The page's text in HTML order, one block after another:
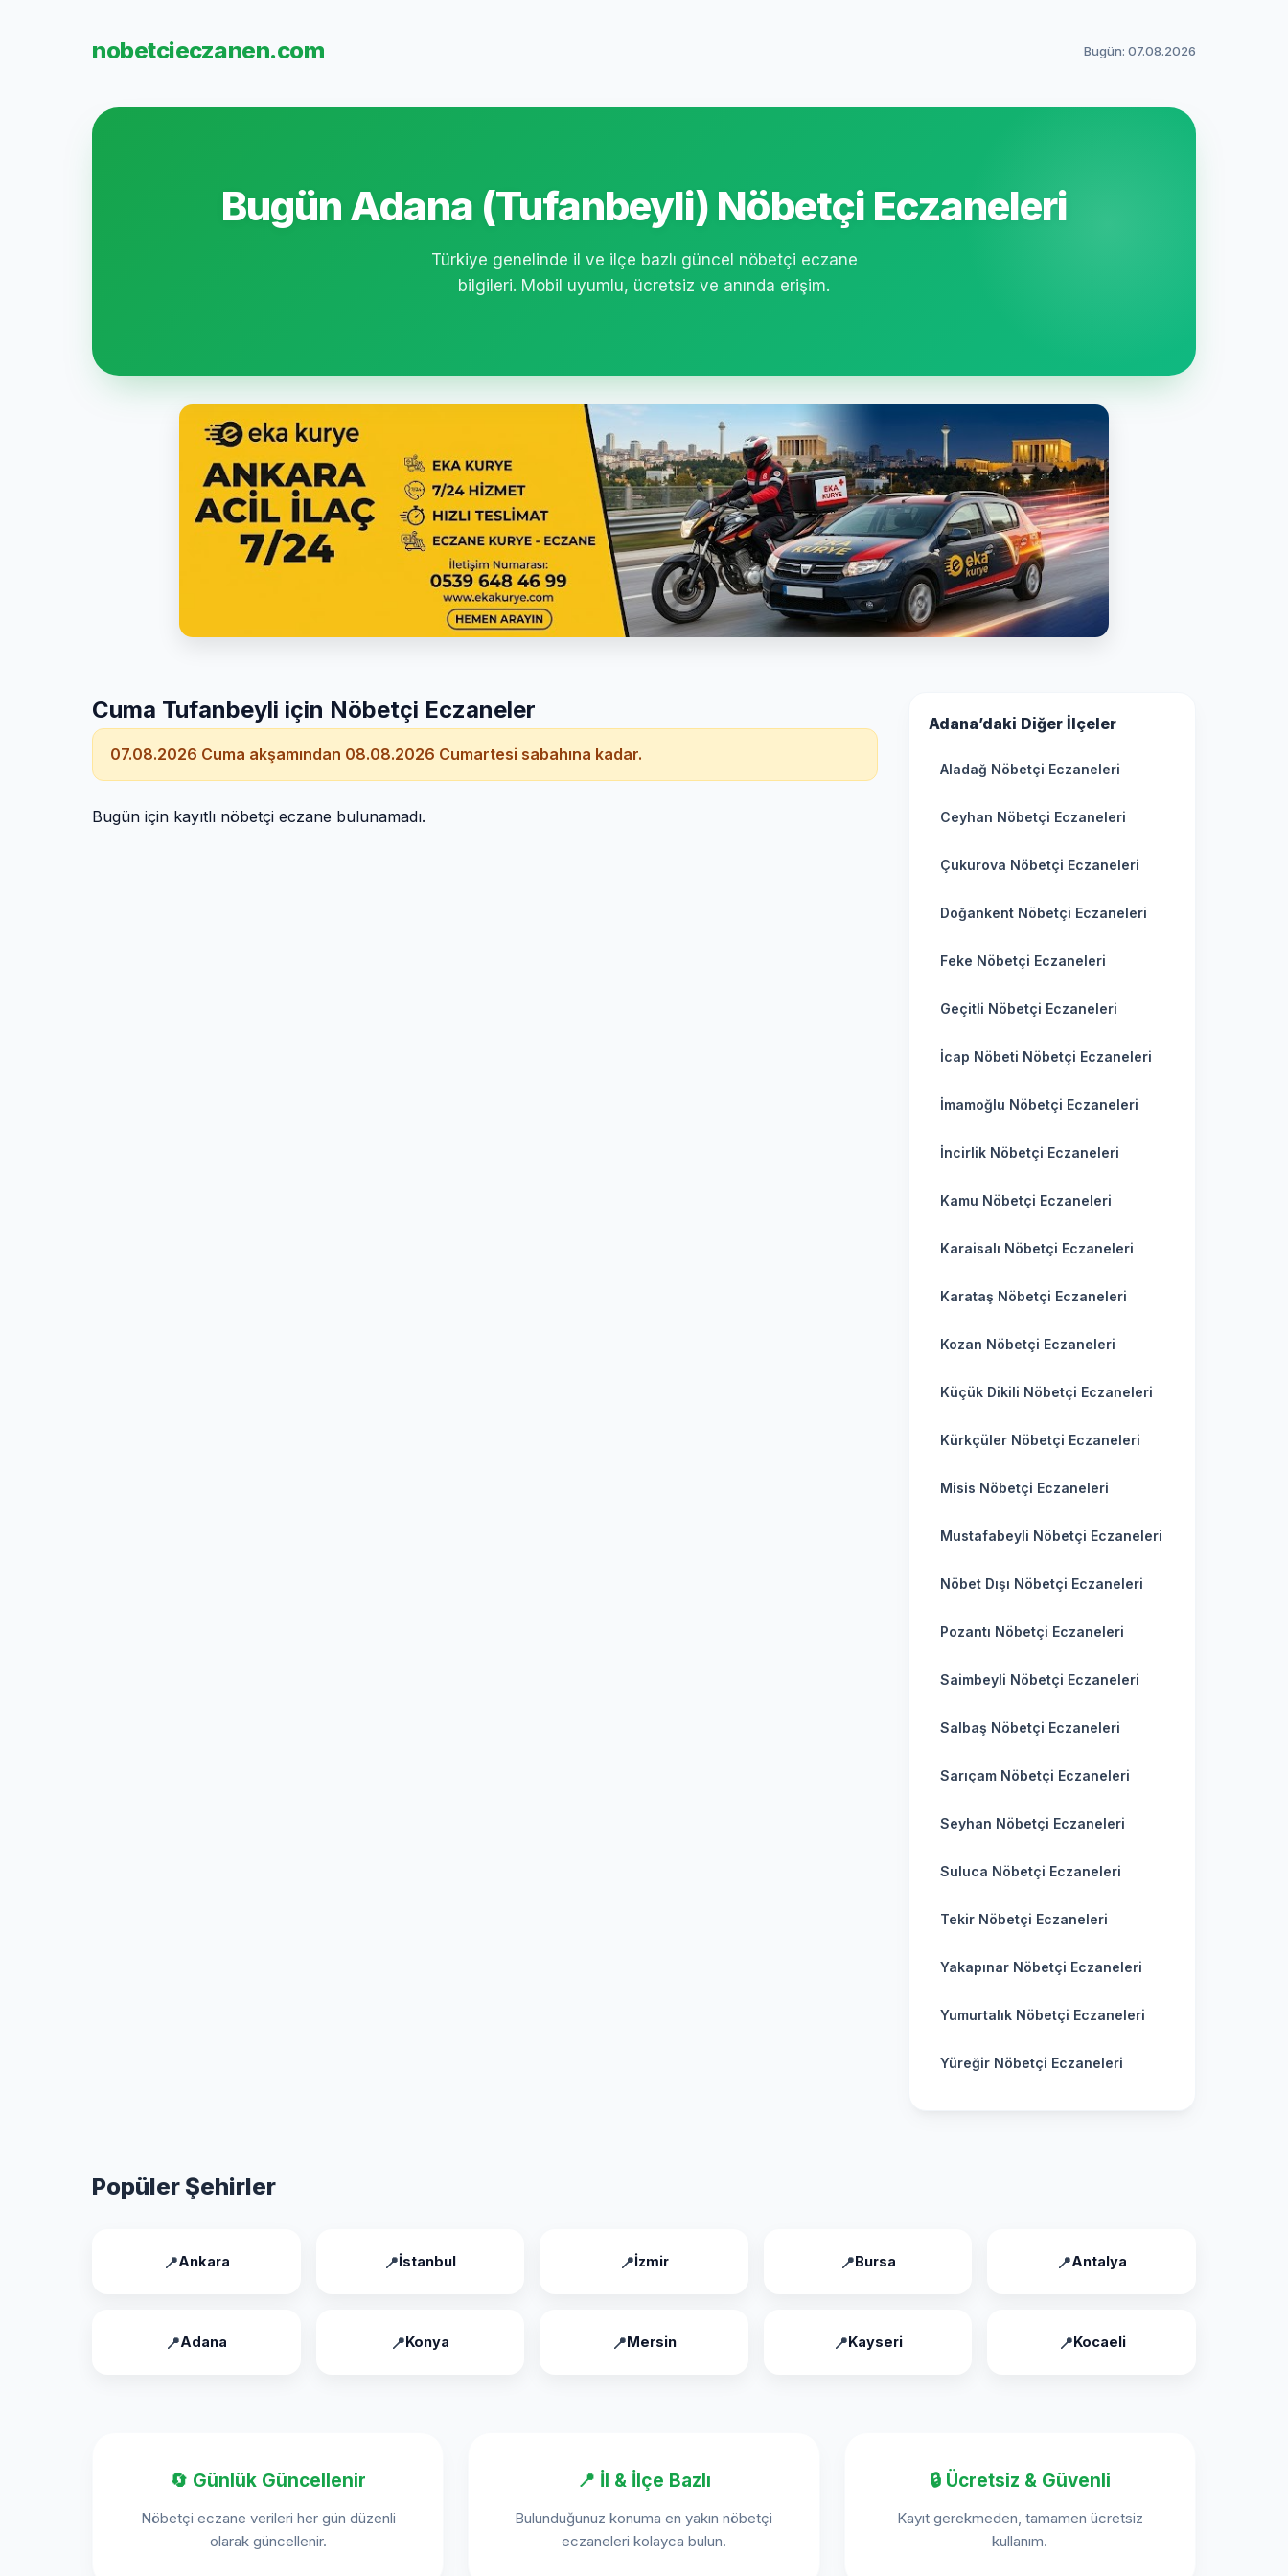
nobetcieczanen.com Bugün: 07.08.2026
Bugün Adana (Tufanbeyli) Nöbetçi Eczaneleri
Türkiye genelinde il ve ilçe bazlı güncel nöbetçi eczane
bilgileri. Mobil uyumlu, ücretsiz ve anında erişim.
Cuma Tufanbeyli için Nöbetçi Eczaneler
07.08.2026 Cuma akşamından 08.08.2026 Cumartesi sabahına kadar.
Bugün için kayıtlı nöbetçi eczane bulunamadı.
Adana’daki Diğer İlçeler
Aladağ Nöbetçi Eczaneleri
Ceyhan Nöbetçi Eczaneleri
Çukurova Nöbetçi Eczaneleri
Doğankent Nöbetçi Eczaneleri
Feke Nöbetçi Eczaneleri
Geçitli Nöbetçi Eczaneleri
İcap Nöbeti Nöbetçi Eczaneleri
İmamoğlu Nöbetçi Eczaneleri
İncirlik Nöbetçi Eczaneleri
Kamu Nöbetçi Eczaneleri
Karaisalı Nöbetçi Eczaneleri
Karataş Nöbetçi Eczaneleri
Kozan Nöbetçi Eczaneleri
Küçük Dikili Nöbetçi Eczaneleri
Kürkçüler Nöbetçi Eczaneleri
Misis Nöbetçi Eczaneleri
Mustafabeyli Nöbetçi Eczaneleri
Nöbet Dışı Nöbetçi Eczaneleri
Pozantı Nöbetçi Eczaneleri
Saimbeyli Nöbetçi Eczaneleri
Salbaş Nöbetçi Eczaneleri
Sarıçam Nöbetçi Eczaneleri
Seyhan Nöbetçi Eczaneleri
Suluca Nöbetçi Eczaneleri
Tekir Nöbetçi Eczaneleri
Yakapınar Nöbetçi Eczaneleri
Yumurtalık Nöbetçi Eczaneleri
Yüreğir Nöbetçi Eczaneleri
Popüler Şehirler
Ankara İstanbul İzmir Bursa Antalya
Adana Konya Mersin Kayseri Kocaeli
🔄 Günlük Güncellenir
Nöbetçi eczane verileri her gün düzenli
olarak güncellenir.
📍 İl & İlçe Bazlı
Bulunduğunuz konuma en yakın nöbetçi
eczaneleri kolayca bulun.
🔒 Ücretsiz & Güvenli
Kayıt gerekmeden, tamamen ücretsiz
kullanım.